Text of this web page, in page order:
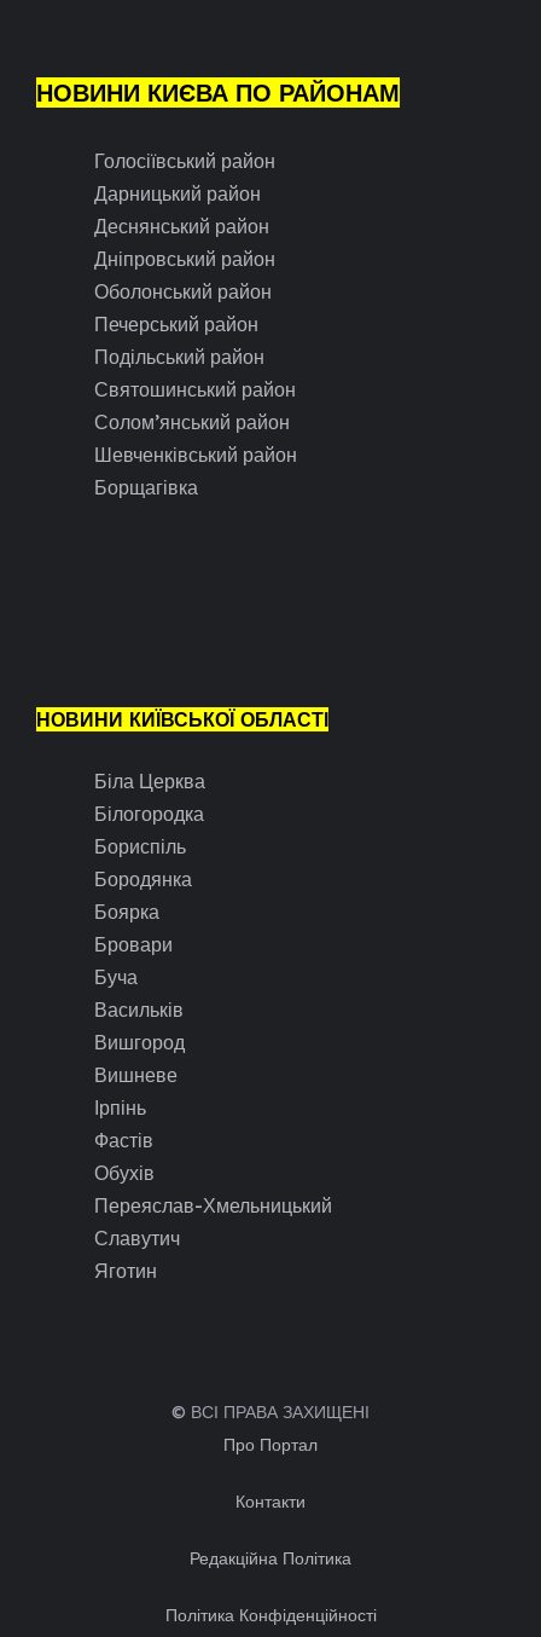
НОВИНИ КИЄВА ПО РАЙОНАМ
Голосіївський район
Дарницький район
Деснянський район
Дніпровський район
Оболонський район
Печерський район
Подільський район
Святошинський район
Солом’янський район
Шевченківський район
Борщагівка
НОВИНИ КИЇВСЬКОЇ ОБЛАСТІ
Біла Церква
Білогородка
Бориспіль
Бородянка
Боярка
Бровари
Буча
Васильків
Вишгород
Вишневе
Ірпінь
Фастів
Обухів
Переяслав-Хмельницький
Славутич
Яготин
© ВСІ ПРАВА ЗАХИЩЕНІ
Про Портал
Контакти
Редакційна Політика
Політика Конфіденційності